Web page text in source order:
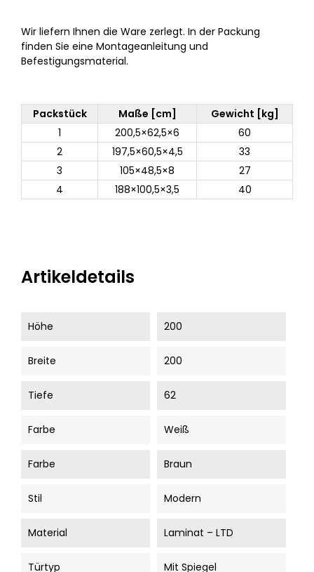
Wir liefern Ihnen die Ware zerlegt. In der Packung
finden Sie eine Montageanleitung und
Befestigungsmaterial.
Packstück Maße [cm]
Gewicht [kg]
1
200,5×62,5×6
60
2
197,5×60,5×4,5
33
3
105×48,5×8
27
4
188×100,5×3,5 40
Artikeldetails
Höhe 200
Breite 200
Tiefe 62
Farbe Weiß
Farbe Braun
Stil Modern
Material Laminat – LTD
Türtyp Mit Spiegel